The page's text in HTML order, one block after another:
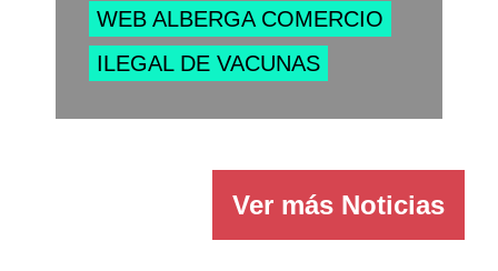
WEB ALBERGA COMERCIO
ILEGAL DE VACUNAS
Ver más Noticias